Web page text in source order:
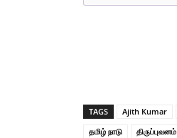
TAGS Ajith Kumar
தமிழ் நாடு
திருப்புவனம்